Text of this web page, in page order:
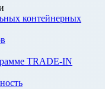
контейнерных
TRADE-IN